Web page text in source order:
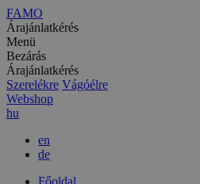
FAMO
Árajánlatkérés
Menü
Bezárás
Árajánlatkérés
Szerelékre Vágóélre
Webshop
hu
en
de
Főoldal